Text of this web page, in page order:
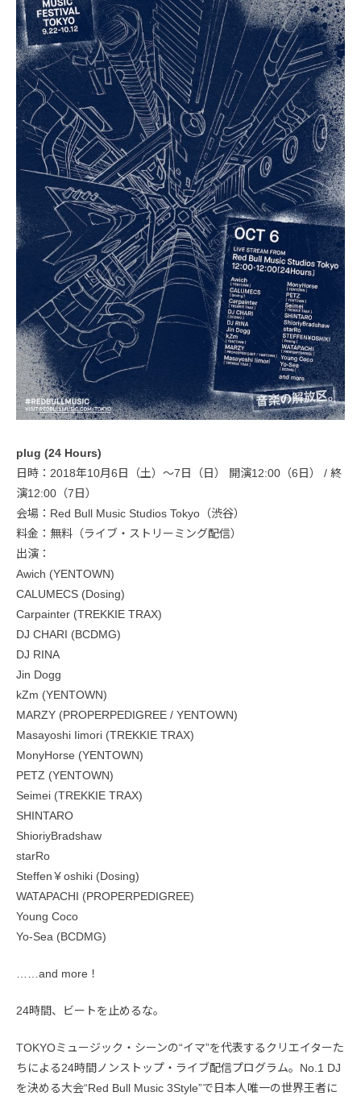
plug (24 Hours)
日時：2018年10月6日（土）〜7日（日） 開演12:00（6日） / 終
演12:00（7日）
会場：Red Bull Music Studios Tokyo（渋谷）
料金：無料（ライブ・ストリーミング配信）
出演：
Awich (YENTOWN)
CALUMECS (Dosing)
Carpainter (TREKKIE TRAX)
DJ CHARI (BCDMG)
DJ RINA
Jin Dogg
kZm (YENTOWN)
MARZY (PROPERPEDIGREE / YENTOWN)
Masayoshi Iimori (TREKKIE TRAX)
MonyHorse (YENTOWN)
PETZ (YENTOWN)
Seimei (TREKKIE TRAX)
SHINTARO
ShioriyBradshaw
starRo
Steffen￥oshiki (Dosing)
WATAPACHI (PROPERPEDIGREE)
Young Coco
Yo-Sea (BCDMG)
……and more！
24時間、ビートを止めるな。
TOKYOミュージック・シーンの“イマ”を代表するクリエイターた
ちによる24時間ノンストップ・ライブ配信プログラム。No.1 DJ
を決める大会“Red Bull Music 3Style”で日本人唯一の世界王者に